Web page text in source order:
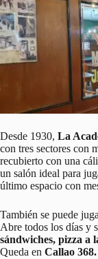
Desde 1930, La
con tres sectores con
recubierto con una
un salón ideal para
último espacio con
También se puede
Abre todos los días y
sándwiches, pizza a
Queda en Callao 368.